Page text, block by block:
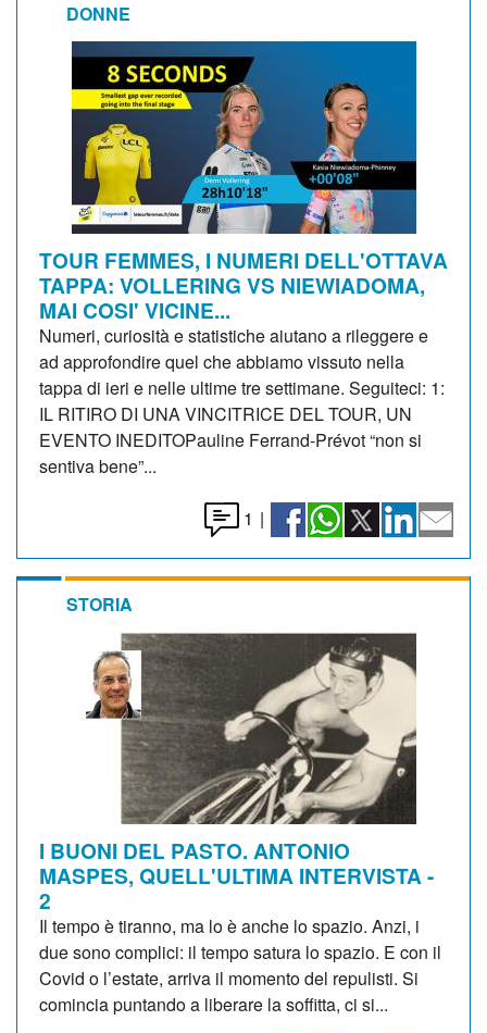
DONNE
TOUR FEMMES, I NUMERI DELL'OTTAVA
TAPPA: VOLLERING VS NIEWIADOMA,
MAI COSI' VICINE...
Numeri, curiosità e statistiche aiutano a rileggere e
ad approfondire quel che abbiamo vissuto nella
tappa di ieri e nelle ultime tre settimane. Seguiteci: 1:
IL RITIRO DI UNA VINCITRICE DEL TOUR, UN
EVENTO INEDITOPauline Ferrand-Prévot “non si
sentiva bene”...
1 |
STORIA
I BUONI DEL PASTO. ANTONIO
MASPES, QUELL'ULTIMA INTERVISTA -
2
Il tempo è tiranno, ma lo è anche lo spazio. Anzi, i
due sono complici: il tempo satura lo spazio. E con il
Covid o l’estate, arriva il momento del repulisti. Si
comincia puntando a liberare la soffitta, ci si...